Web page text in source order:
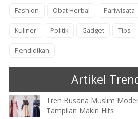
Fashion Obat Herbal Pariwisata
Kuliner Politik Gadget Tips
Pendidikan
Artikel
Tren Busana Muslim
Tampilan Makin Hits